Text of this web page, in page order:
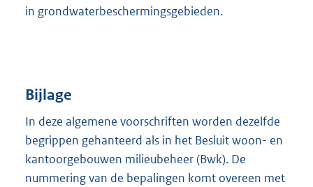
in grondwaterbeschermingsgebieden.
Bijlage
In deze algemene voorschriften worden dezelfde
begrippen gehanteerd als in het Besluit woon- en
kantoorgebouwen milieubeheer (Bwk). De
nummering van de bepalingen komt overeen met